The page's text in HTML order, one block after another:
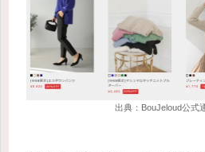
出典：BouJeloud公式